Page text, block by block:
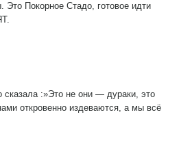
Это Покорное Стадо, готовое идти
сказала :»Это не они — дураки, это
откровенно издеваются, а мы всё